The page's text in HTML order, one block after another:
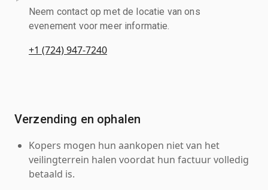
Neem contact op met de locatie van ons
evenement voor meer informatie.
+1 (724) 947-7240
Verzending en ophalen
Kopers mogen hun aankopen niet van het
veilingterrein halen voordat hun factuur volledig
betaald is.